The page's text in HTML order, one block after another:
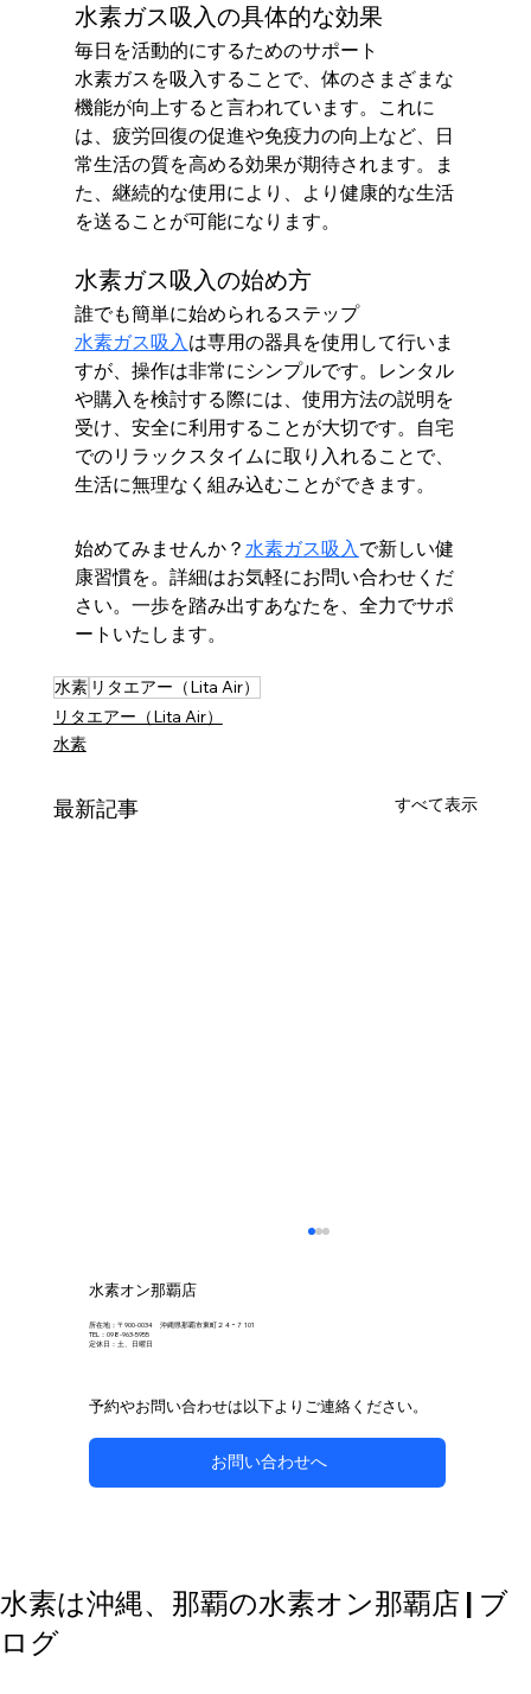
水素オン那覇店
所在地：〒900-0034 沖縄県那覇市東町２４−７ 101
TEL：098-963-5955
定休日：土、日曜日
予約やお問い合わせは以下よりご連絡ください。
お問い合わせへ
水素は沖縄、那覇の水素オン那覇店 | ブ
ログ
水素ガス吸入の具体的な効果
毎日を活動的にするためのサポート
水素ガスを吸入することで、体のさまざまな
機能が向上すると言われています。これに
は、疲労回復の促進や免疫力の向上など、日
常生活の質を高める効果が期待されます。ま
た、継続的な使用により、より健康的な生活
を送ることが可能になります。
水素ガス吸入の始め方
誰でも簡単に始められるステップ
水素ガス吸入は専用の器具を使用して行いま
すが、操作は非常にシンプルです。レンタル
や購入を検討する際には、使用方法の説明を
受け、安全に利用することが大切です。自宅
でのリラックスタイムに取り入れることで、
生活に無理なく組み込むことができます。
始めてみませんか？ 水素ガス吸入で新しい健
康習慣を。詳細はお気軽にお問い合わせくだ
さい。一歩を踏み出すあなたを、全力でサポ
ートいたします。
水素 リタエアー（Lita Air）
リタエアー（Lita Air）
水素
最新記事 すべて表示
自然な方法で副鼻腔炎のケアを目指す